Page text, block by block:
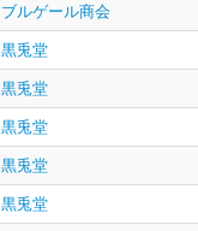
ブルゲール商会
黒兎堂
黒兎堂
黒兎堂
黒兎堂
黒兎堂